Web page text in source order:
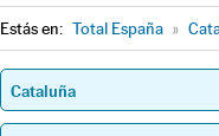
Estás en: Total España »